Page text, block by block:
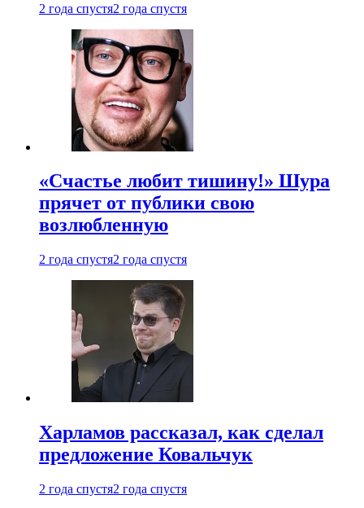
2 года спустя2 года спустя
«Счастье любит тишину!» Шура
прячет от публики свою
возлюбленную
2 года спустя2 года спустя
Харламов рассказал, как сделал
предложение Ковальчук
2 года спустя2 года спустя